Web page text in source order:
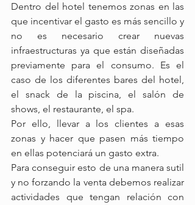
Dentro del hotel tenemos zonas en las
que incentivar el gasto es más sencillo y
no es necesario crear nuevas
infraestructuras ya que están diseñadas
previamente para el consumo. Es el
caso de los diferentes bares del hotel,
el snack de la piscina, el salón de
shows, el restaurante, el spa.
Por ello, llevar a los clientes a esas
zonas y hacer que pasen más tiempo
en ellas potenciará un gasto extra.
Para conseguir esto de una manera sutil
y no forzando la venta debemos realizar
actividades que tengan relación con